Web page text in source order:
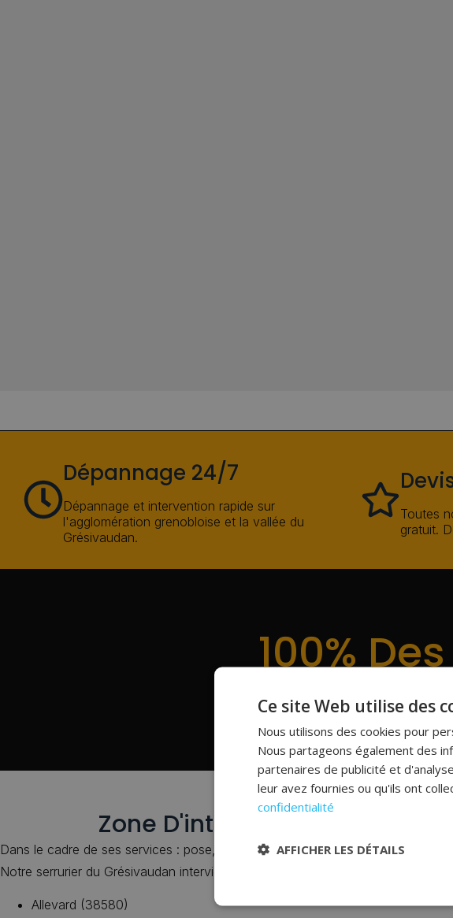
Dépannage 24/7
Dépannage et intervention rapide sur
l'agglomération grenobloise et la vallée du
Grésivaudan.
Toutes
gratuit.
100%
Membre Du Réseau D'artisans
Zone D'intervention Vallée
Dans le cadre de ses services : pose, dépannage, changement ou réparation.
Notre serrurier du Grésivaudan intervient dans toute l’agglomération de
Allevard (38580)
Ce site Web utilise des
Nous utilisons des cookies pour
Nous partageons également des
partenaires de publicité et
leur avez fournies ou qu'ils ont
confidentialité
AFFICHER LES DÉTAILS